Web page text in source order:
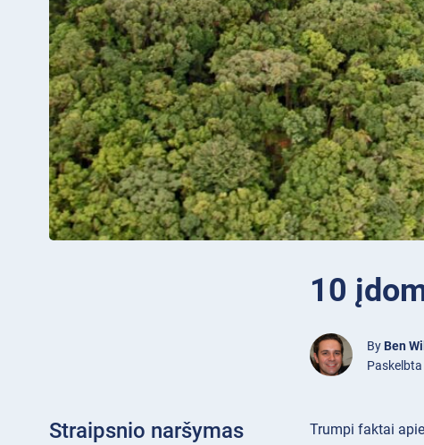
10
By Ben
Straipsnio naršymas Trumpi faktai